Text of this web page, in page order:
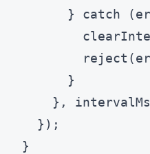
} catch
      }
},
  });
}